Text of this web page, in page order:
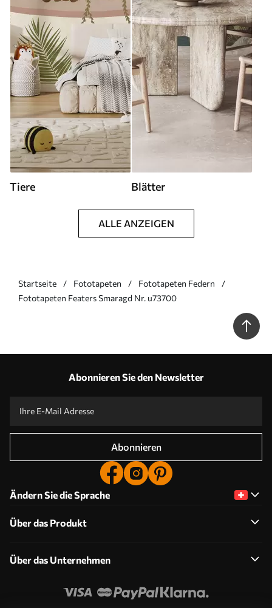
Tiere Blätter
ALLE ANZEIGEN
Startseite Fototapeten
Fototapeten Federn
Fototapeten Featers Smaragd Nr. u73700
Abonnieren Sie den Newsletter
Abonnieren
Ändern Sie die Sprache
Über das Produkt
Über das Unternehmen